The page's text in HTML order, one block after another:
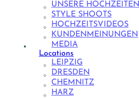
UNSERE HOCHZEITEN
STYLE SHOOTS
HOCHZEITSVIDEOS
KUNDENMEINUNGEN
MEDIA
Locations
LEIPZIG
DRESDEN
CHEMNITZ
HARZ